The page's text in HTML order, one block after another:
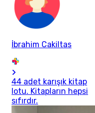
İbrahim Cakiltas
44 adet karışık kitap
lotu. Kitapların hepsi
sıfırdır.